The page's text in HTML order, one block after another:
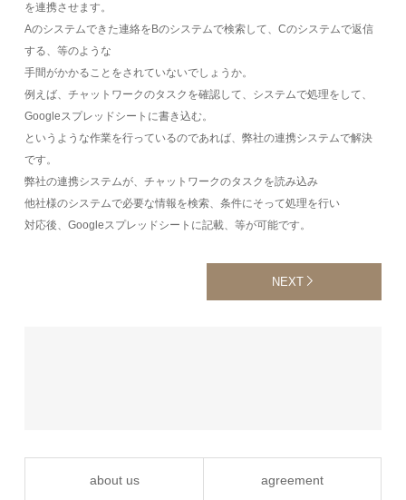
を連携させます。
Aのシステムできた連絡をBのシステムで検索して、Cのシステムで返信
する、等のような
手間がかかることをされていないでしょうか。
例えば、チャットワークのタスクを確認して、システムで処理をして、
Googleスプレッドシートに書き込む。
というような作業を行っているのであれば、弊社の連携システムで解決
です。
弊社の連携システムが、チャットワークのタスクを読み込み
他社様のシステムで必要な情報を検索、条件にそって処理を行い
対応後、Googleスプレッドシートに記載、等が可能です。
NEXT
about us agreement